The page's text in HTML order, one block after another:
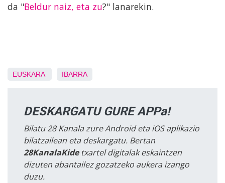
da "Beldur naiz, eta zu?" lanarekin.
EUSKARA IBARRA
DESKARGATU GURE APPa!
Bilatu 28 Kanala zure Android eta iOS aplikazio
bilatzailean eta deskargatu. Bertan
28KanalaKidetxartel digitalak eskaintzen
dizuten abantailez gozatzeko aukera izango
duzu.